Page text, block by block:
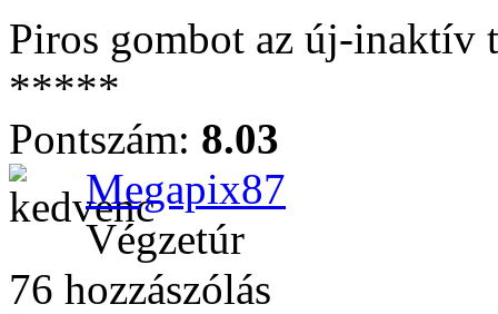
Piros gombot az új-inaktív
*****
Pontszám: 8.03
Megapix87
Végzetúr
76 hozzászólás